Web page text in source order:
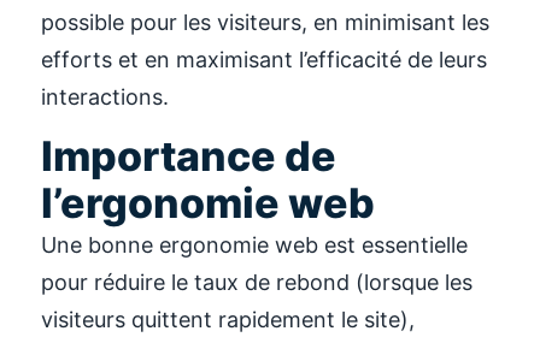
possible pour les visiteurs, en minimisant les
efforts et en maximisant l’efficacité de leurs
interactions.
Importance de
l’ergonomie web
Une bonne ergonomie web est essentielle
pour réduire le taux de rebond (lorsque les
visiteurs quittent rapidement le site),